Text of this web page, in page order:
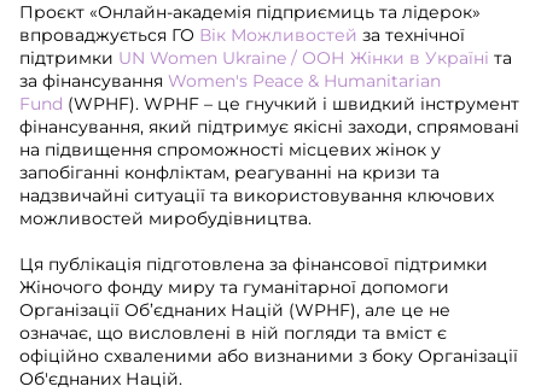
Проєкт «Онлайн-академія підприємиць та лідерок»
впроваджується ГО Вік Можливостей за технічної
підтримки UN Women Ukraine / ООН Жінки в Україні та
за фінансування Women's Peace & Humanitarian
Fund (WPHF). WPHF – це гнучкий і швидкий інструмент
фінансування, який підтримує якісні заходи, спрямовані
на підвищення спроможності місцевих жінок у
запобіганні конфліктам, реагуванні на кризи та
надзвичайні ситуації та використовування ключових
можливостей миробудівництва.
Ця публікація підготовлена за фінансової підтримки
Жіночого фонду миру та гуманітарної допомоги
Організації Об’єднаних Націй (WPHF), але це не
означає, що висловлені в ній погляди та вміст є
офіційно схваленими або визнаними з боку Організації
Об'єднаних Націй.